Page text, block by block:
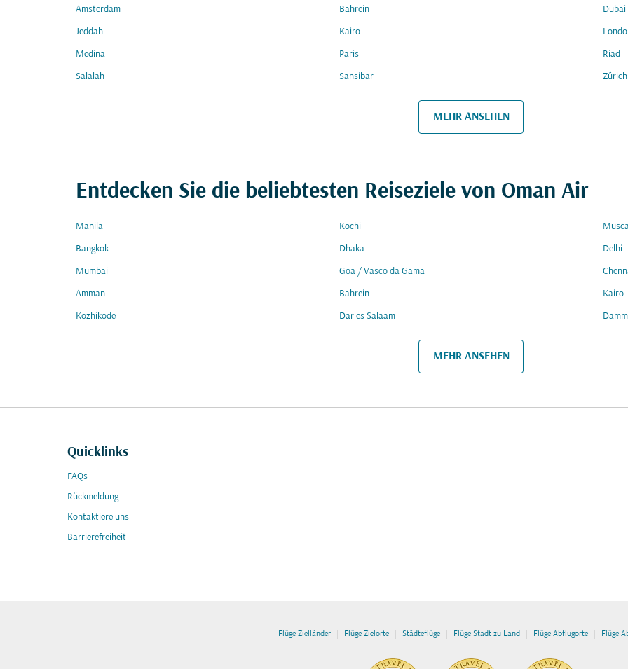
Amsterdam Bahrein Dubai
Jeddah Kairo
Medina Paris Riad
Salalah Sansibar Zürich
MEHR ANSEHEN
Entdecken Sie die beliebtesten Reiseziele von Oman Air
Manila Kochi
Bangkok Dhaka Delhi
Mumbai Goa / Vasco da Gama
Amman Bahrein Kairo
Kozhikode Dar es Salaam
MEHR ANSEHEN
Quicklinks
FAQs
Rückmeldung
Kontaktiere uns
Barrierefreiheit
Flüge Zielländer | Flüge Zielorte | Städteflüge | Flüge Stadt zu Land | Flüge Abflugorte | Flüge